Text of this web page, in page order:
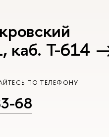
каб. Т-614
ПО ТЕЛЕФОНУ
68